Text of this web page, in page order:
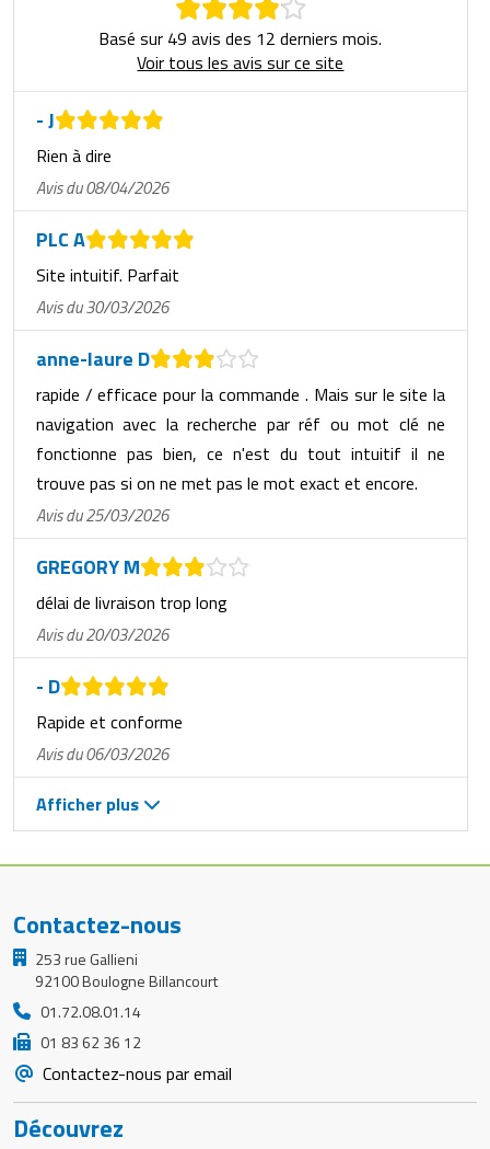
Basé sur 49 avis des 12 derniers mois.
Voir tous les avis sur ce site
- J
Rien à dire
Avis du 08/04/2026
PLC A
Site intuitif. Parfait
Avis du 30/03/2026
anne-laure D
rapide / efficace pour la commande . Mais sur le site la
navigation avec la recherche par réf ou mot clé ne
fonctionne pas bien, ce n'est du tout intuitif il ne
trouve pas si on ne met pas le mot exact et encore.
Avis du 25/03/2026
GREGORY M
délai de livraison trop long
Avis du 20/03/2026
- D
Rapide et conforme
Avis du 06/03/2026
Afficher plus
Contactez-nous
253 rue Gallieni
92100 Boulogne Billancourt
01.72.08.01.14
01 83 62 36 12
Contactez-nous par email
Découvrez